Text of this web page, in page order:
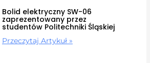
Bolid elektryczny SW-06
zaprezentowany przez
studentów Politechniki Śląskiej
Przeczytaj Artykuł »